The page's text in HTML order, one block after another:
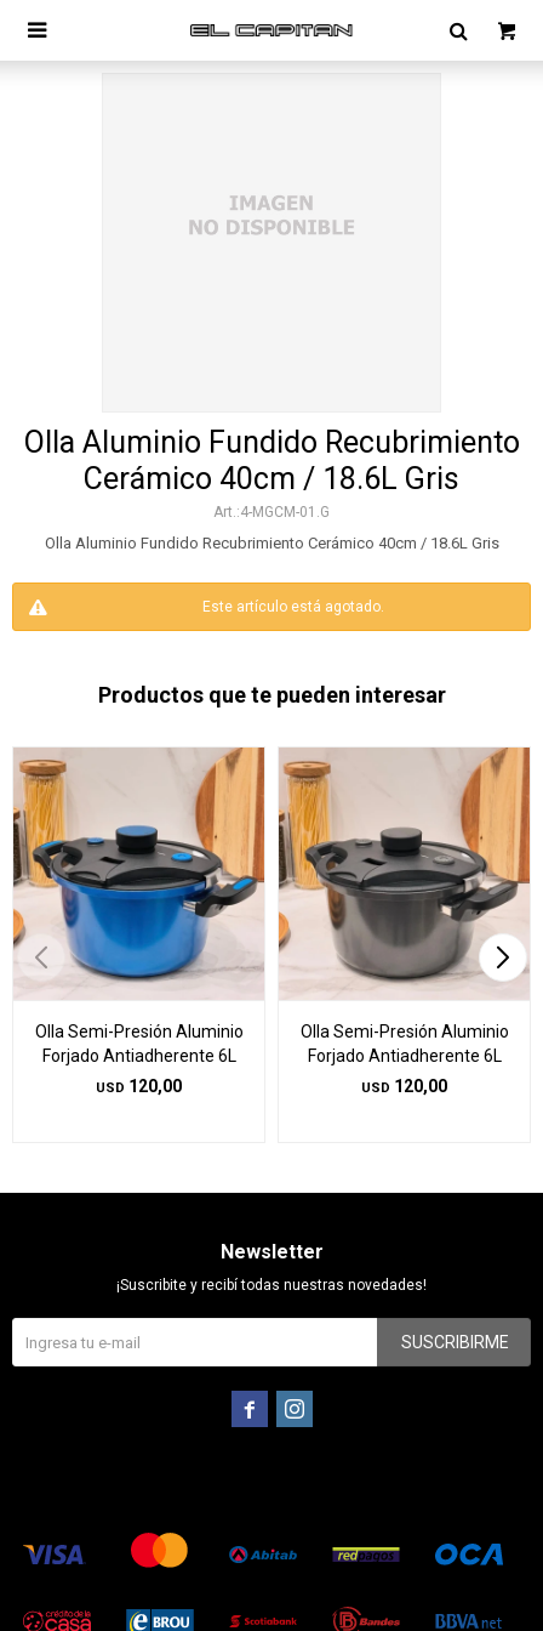

Olla Aluminio Fundido Recubrimiento
Cerámico 40cm / 18.6L Gris
4-MGCM-01.G
Olla Aluminio Fundido Recubrimiento Cerámico 40cm / 18.6L Gris
Este artículo está agotado.
Productos que te pueden interesar
Olla Semi-Presión Aluminio
Forjado Antiadherente 6L
USD 120,00
Olla Semi-Presión Aluminio
Forjado Antiadherente 6L
USD 120,00
Newsletter
¡Suscribite y recibí todas nuestras novedades!
SUSCRIBIRME
 